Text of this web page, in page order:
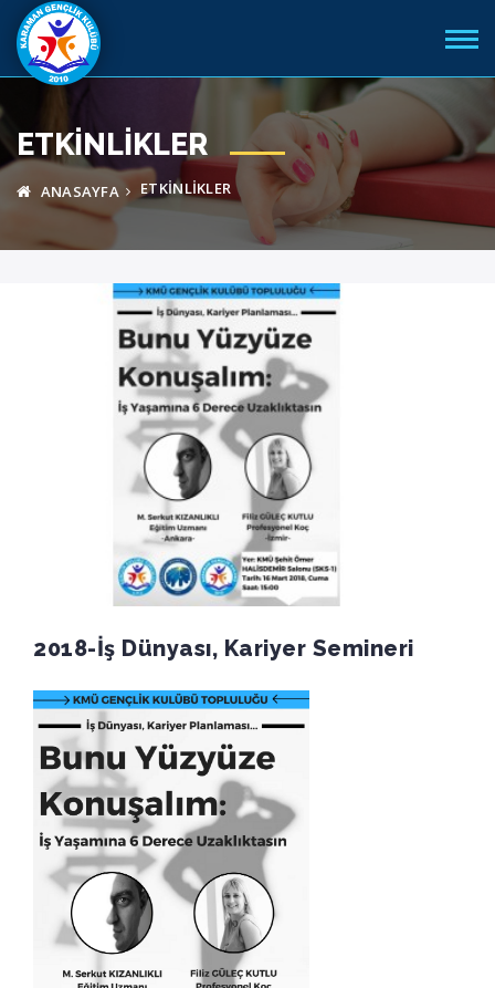
ETKINLIKLER
ANASAYFA ETKINLIKLER
2018-İş Dünyası, Kariyer Semineri